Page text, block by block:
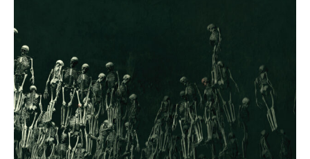
RELJA PAJIĆ
“Proleće je stiglo u naš grad”, Relja Pajić